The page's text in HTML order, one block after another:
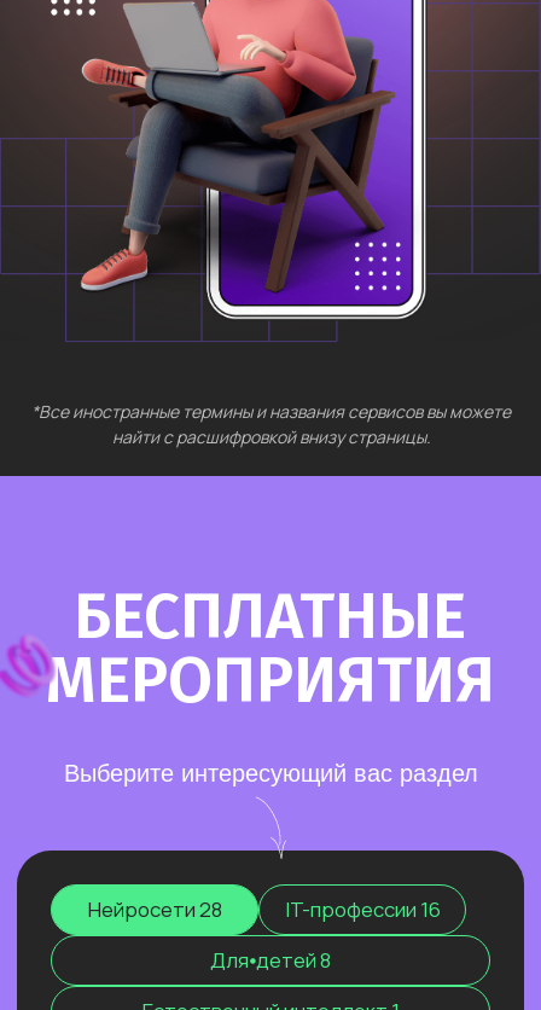
БЕСПЛАТНЫЕ
МЕРОПРИЯТИЯ
Выберите интересующий вас раздел
полезные рекомендации и советы по работе
с нейросетями для тех, кто делает первые
шаги в области ИИ.
Нейросети для разработки и IT
—
углубленное изучение ИИ для решения
автономных систем.
Нейросети для профессий вне IT
инструменты для автоматизации, анализа
данных и повышения эффективности.
текстов и изображений до оптимизации
рутинных процессов.
IT-профессии 16
Высшее образование 2